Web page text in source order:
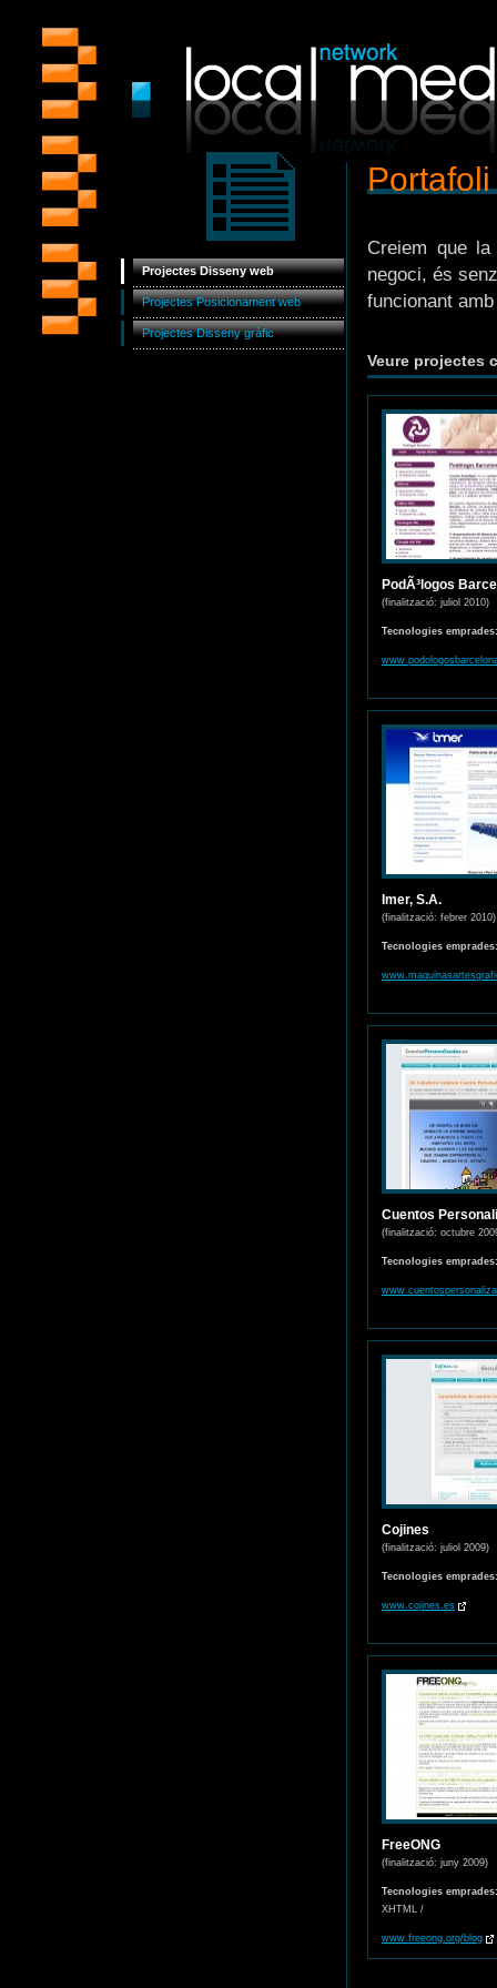
Projectes Disseny web
Projectes Posicionament web
Projectes Disseny gràfic
Portafoli
Creiem que
negoci, és
funcionant
Veure projectes
PodÃ³logos
(finalització: juliol 2010)
Tecnologies emprades:
Imer, S.A.
(finalització: febrer 2010)
Tecnologies emprades:
Cuentos
(finalització: octubre
Tecnologies emprades:
Cojines
(finalització: juliol 2009)
Tecnologies emprades:
www.cojines.es
FreeONG
(finalització: juny 2009)
Tecnologies emprades:
XHTML /
www.freeong.org/blog